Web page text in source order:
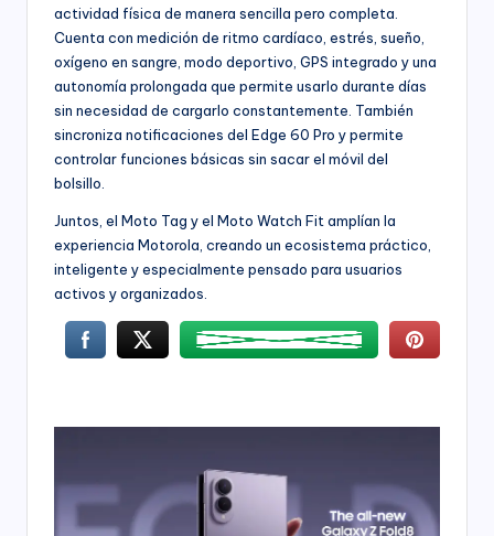
actividad física de manera sencilla pero completa.
Cuenta con medición de ritmo cardíaco, estrés, sueño,
oxígeno en sangre, modo deportivo, GPS integrado y una
autonomía prolongada que permite usarlo durante días
sin necesidad de cargarlo constantemente. También
sincroniza notificaciones del Edge 60 Pro y permite
controlar funciones básicas sin sacar el móvil del
bolsillo.
Juntos, el Moto Tag y el Moto Watch Fit amplían la
experiencia Motorola, creando un ecosistema práctico,
inteligente y especialmente pensado para usuarios
activos y organizados.